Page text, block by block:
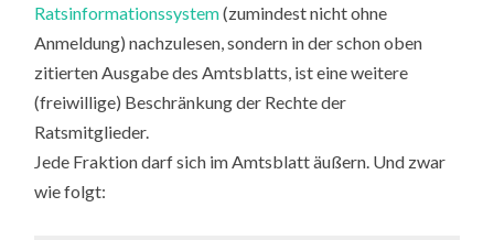
Ratsinformationssystem(zumindest nicht ohne
Anmeldung) nachzulesen, sondern in der schon oben
zitierten Ausgabe des Amtsblatts, ist eine weitere
(freiwillige) Beschränkung der Rechte der
Ratsmitglieder.
Jede Fraktion darf sich im Amtsblatt äußern. Und zwar
wie folgt: